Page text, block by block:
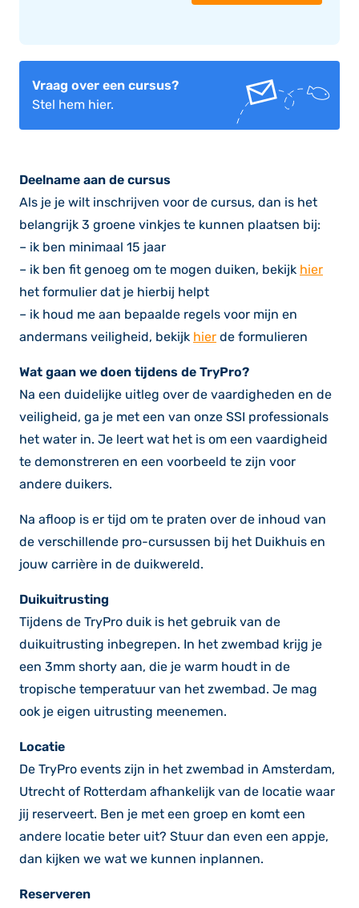
Vraag over een cursus?
Stel hem hier.
Deelname aan de cursus
Als je je wilt inschrijven voor de cursus, dan is het
belangrijk 3 groene vinkjes te kunnen plaatsen bij:
– ik ben minimaal 15 jaar
– ik ben fit genoeg om te mogen duiken, bekijk hier
het formulier dat je hierbij helpt
– ik houd me aan bepaalde regels voor mijn en
andermans veiligheid, bekijk hier de formulieren
Wat gaan we doen tijdens de TryPro?
Na een duidelijke uitleg over de vaardigheden en de
veiligheid, ga je met een van onze SSI professionals
het water in. Je leert wat het is om een vaardigheid
te demonstreren en een voorbeeld te zijn voor
andere duikers.
Na afloop is er tijd om te praten over de inhoud van
de verschillende pro-cursussen bij het Duikhuis en
jouw carrière in de duikwereld.
Duikuitrusting
Tijdens de TryPro duik is het gebruik van de
duikuitrusting inbegrepen. In het zwembad krijg je
een 3mm shorty aan, die je warm houdt in de
tropische temperatuur van het zwembad. Je mag
ook je eigen uitrusting meenemen.
Locatie
De TryPro events zijn in het zwembad in Amsterdam,
Utrecht of Rotterdam afhankelijk van de locatie waar
jij reserveert. Ben je met een groep en komt een
andere locatie beter uit? Stuur dan even een appje,
dan kijken we wat we kunnen inplannen.
Reserveren